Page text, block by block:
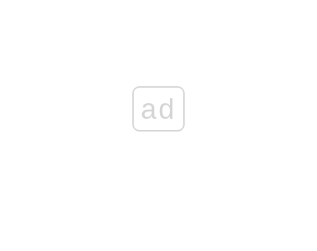
ad